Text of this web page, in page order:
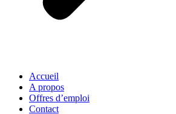
Accueil
A propos
Offres d’emploi
Contact